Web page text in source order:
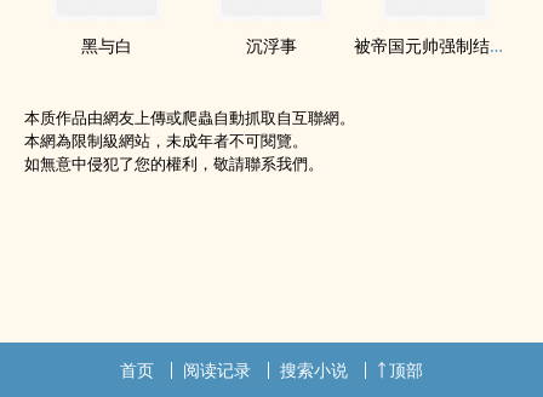
黑与白 沉浮事 被帝国元帅强制结婚后
本质作品由網友上傳或爬蟲自動抓取自互聯網。
本網為限制級網站，未成年者不可閱覽。
如無意中侵犯了您的權利，敬請聯系我們。
首页 阅读记录 搜索小说 顶部